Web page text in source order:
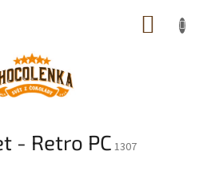
- Retro PC 1307